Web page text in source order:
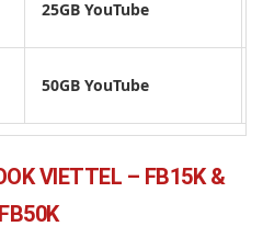
25GB YouTube
50GB YouTube
VIETTEL – FB15K &
FB50K